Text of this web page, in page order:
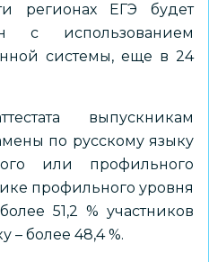
регионах ЕГЭ будет
с использованием
системы, еще в 24
выпускникам
по русскому языку
или профильного
профильного уровня
51,2 % участников
– более 48,4 %.